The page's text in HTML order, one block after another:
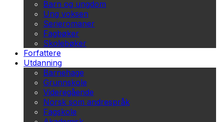
Barn og ungdom
Ung voksen
Serieromaner
Fagbøker
Skolebøker
Forfattere
Utdanning
Barnehage
Grunnskole
Videregående
Norsk som andrespråk
Fagskole